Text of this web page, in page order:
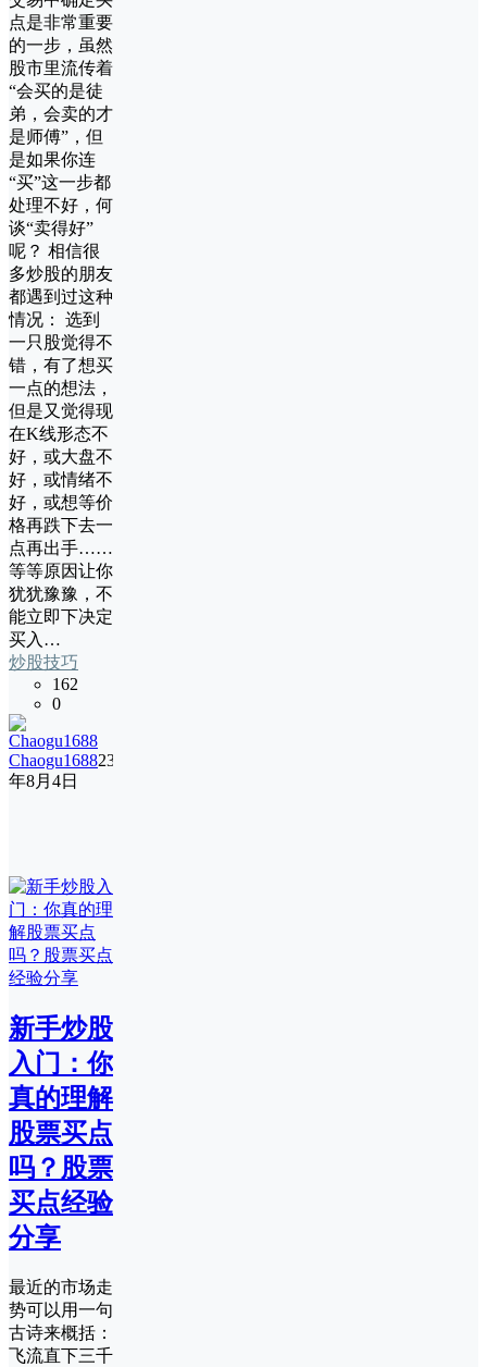
点是非常重要
的一步，虽然
股市里流传着
“会买的是徒
弟，会卖的才
是师傅”，但
是如果你连
“买”这一步都
处理不好，何
谈“卖得好”
呢？ 相信很
多炒股的朋友
都遇到过这种
情况： 选到
一只股觉得不
错，有了想买
一点的想法，
但是又觉得现
在K线形态不
好，或大盘不
好，或情绪不
好，或想等价
格再跌下去一
点再出手……
等等原因让你
犹犹豫豫，不
能立即下决定
买入…
炒股技巧
162
0
Chaogu168823
年8月4日
新手炒股
入门：你
真的理解
股票买点
吗？股票
买点经验
分享
最近的市场走
势可以用一句
古诗来概括：
飞流直下三千